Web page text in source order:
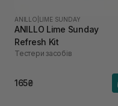
ANILLO LIME SUNDAY
ANILLO Lime Sunday
Refresh Kit
Тестери засобів
165₴